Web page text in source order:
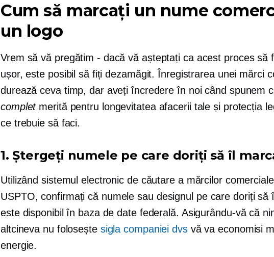
Cum să marcați un nume
un logo
Vrem să vă pregătim - dacă vă așteptați ca acest proces să
ușor, este posibil să fiți dezamăgit. Înregistrarea unei mărci
durează ceva timp, dar aveți încredere în noi când spunem
completmerită pentru longevitatea afacerii tale și protecția
ce trebuie să faci.
1. Ștergeți numele pe care doriți să îl
Utilizând sistemul electronic de căutare a mărcilor
USPTO, confirmați că numele sau designul pe care doriți să
este disponibil în baza de date federală. Asigurându-vă că
altcineva nu folosește sigla companiei dvsvă va economisi
energie.